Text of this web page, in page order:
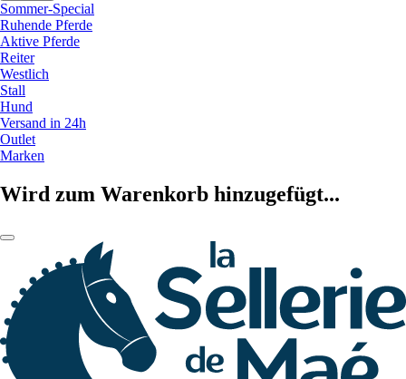
Sommer-Special
Ruhende Pferde
Aktive Pferde
Reiter
Westlich
Stall
Hund
Versand in 24h
Outlet
Marken
Wird zum Warenkorb hinzugefügt...